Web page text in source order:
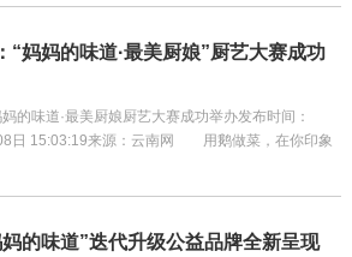
“妈妈的味道·最美厨娘”厨艺大赛成功
的味道·最美厨娘厨艺大赛成功举办发布时间：
日 15:03:19来源：云南网 用鹅做菜，在你印象
的味道”迭代升级公益品牌全新呈现